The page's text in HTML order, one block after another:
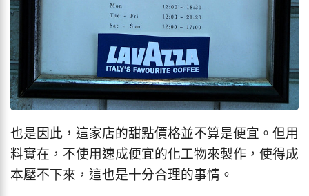
也是因此，這家店的甜點價格並不算是便宜。但用
料實在，不使用速成便宜的化工物來製作，使得成
本壓不下來，這也是十分合理的事情。